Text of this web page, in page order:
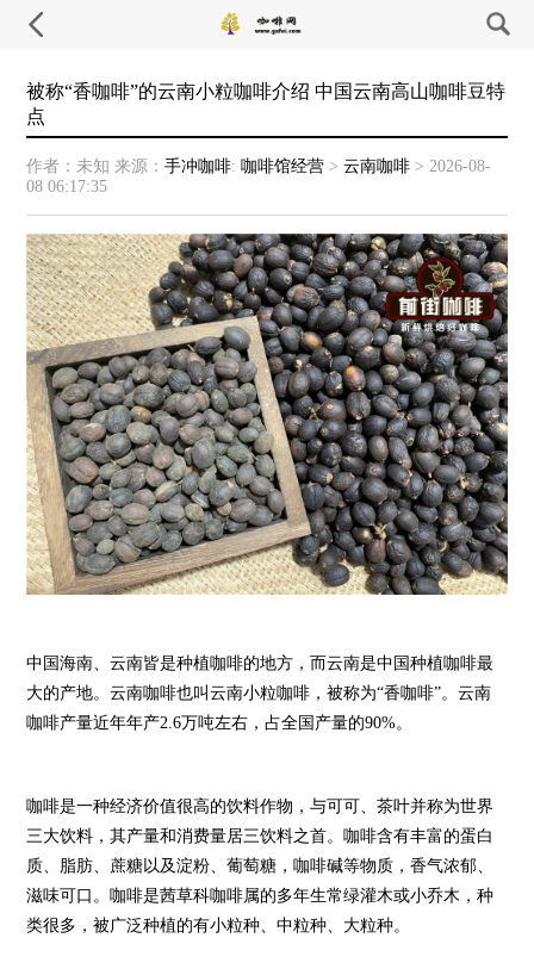
被称“香咖啡”的云南小粒咖啡介绍 中国云南高山咖啡豆特
点
作者：未知 来源：手冲咖啡:咖啡馆经营 >云南咖啡 >2026-08-
08 06:17:35
中国海南、云南皆是种植咖啡的地方，而云南是中国种植咖啡最
大的产地。云南咖啡也叫云南小粒咖啡，被称为“香咖啡”。云南
咖啡产量近年年产2.6万吨左右，占全国产量的90%。
咖啡是一种经济价值很高的饮料作物，与可可、茶叶并称为世界
三大饮料，其产量和消费量居三饮料之首。咖啡含有丰富的蛋白
质、脂肪、蔗糖以及淀粉、葡萄糖，咖啡碱等物质，香气浓郁、
滋味可口。咖啡是茜草科咖啡属的多年生常绿灌木或小乔木，种
类很多，被广泛种植的有小粒种、中粒种、大粒种。